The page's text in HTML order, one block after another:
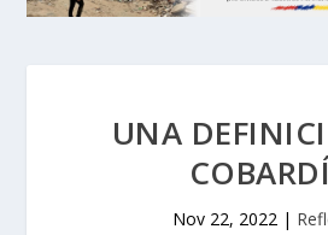
UNA
Nov 22, 2022|